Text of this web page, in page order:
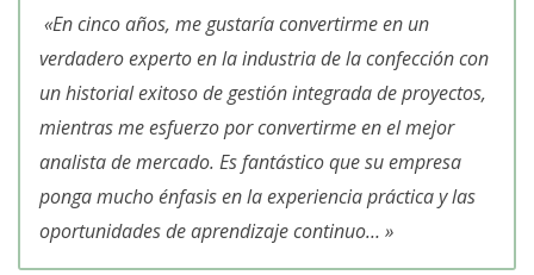
«En cinco años, me gustaría convertirme en un
verdadero experto en la industria de la confección con
un historial exitoso de gestión integrada de proyectos,
mientras me esfuerzo por convertirme en el mejor
analista de mercado. Es fantástico que su empresa
ponga mucho énfasis en la experiencia práctica y las
oportunidades de aprendizaje continuo… »